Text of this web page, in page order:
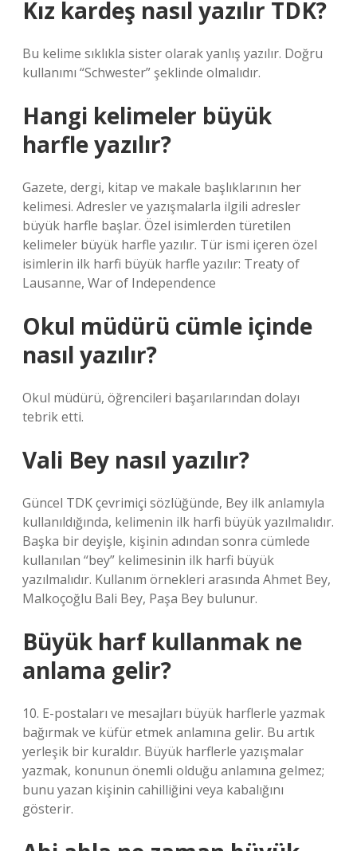
Kız kardeş nasıl yazılır TDK?
Bu kelime sıklıkla sister olarak yanlış yazılır. Doğru
kullanımı “Schwester” şeklinde olmalıdır.
Hangi kelimeler büyük
harfle yazılır?
Gazete, dergi, kitap ve makale başlıklarının her
kelimesi. Adresler ve yazışmalarla ilgili adresler
büyük harfle başlar. Özel isimlerden türetilen
kelimeler büyük harfle yazılır. Tür ismi içeren özel
isimlerin ilk harfi büyük harfle yazılır: Treaty of
Lausanne, War of Independence
Okul müdürü cümle içinde
nasıl yazılır?
Okul müdürü, öğrencileri başarılarından dolayı
tebrik etti.
Vali Bey nasıl yazılır?
Güncel TDK çevrimiçi sözlüğünde, Bey ilk anlamıyla
kullanıldığında, kelimenin ilk harfi büyük yazılmalıdır.
Başka bir deyişle, kişinin adından sonra cümlede
kullanılan “bey” kelimesinin ilk harfi büyük
yazılmalıdır. Kullanım örnekleri arasında Ahmet Bey,
Malkoçoğlu Bali Bey, Paşa Bey bulunur.
Büyük harf kullanmak ne
anlama gelir?
10. E-postaları ve mesajları büyük harflerle yazmak
bağırmak ve küfür etmek anlamına gelir. Bu artık
yerleşik bir kuraldır. Büyük harflerle yazışmalar
yazmak, konunun önemli olduğu anlamına gelmez;
bunu yazan kişinin cahilliğini veya kabalığını
gösterir.